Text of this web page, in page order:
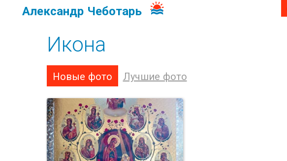
Александр Чеботарь
Икона
Новые фото Лучшие фото